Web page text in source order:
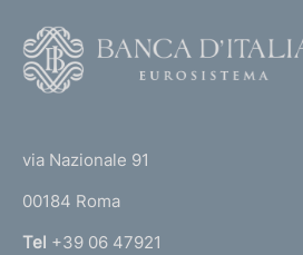
r
n
via Nazionale 91
00184 Roma
Tel +39 06 47921